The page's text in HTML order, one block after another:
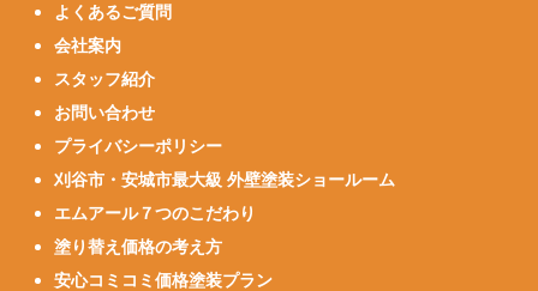
よくあるご質問
会社案内
スタッフ紹介
お問い合わせ
プライバシーポリシー
刈谷市・安城市最大級 外壁塗装ショールーム
エムアール７つのこだわり
塗り替え価格の考え方
安心コミコミ価格塗装プラン